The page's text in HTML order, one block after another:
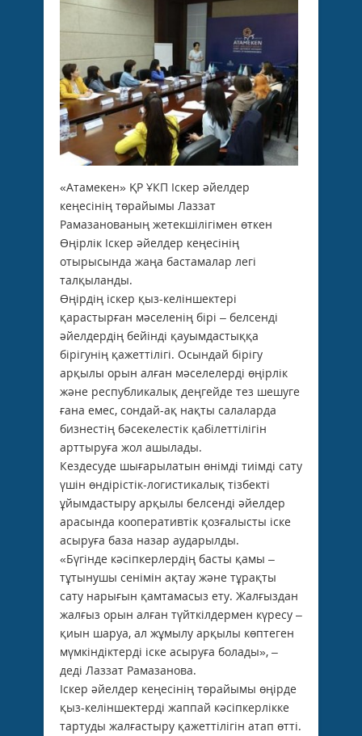
«Атамекен» ҚР ҰКП Іскер әйелдер
кеңесінің төрайымы Лаззат
Рамазанованың жетекшілігімен өткен
Өңірлік Іскер әйелдер кеңесінің
отырысында жаңа бастамалар легі
талқыланды.
Өңірдің іскер қыз-келіншектері
қарастырған мәселенің бірі – белсенді
әйелдердің бейінді қауымдастыққа
бірігунің қажеттілігі. Осындай бірігу
арқылы орын алған мәселелерді өңірлік
және республикалық деңгейде тез шешуге
ғана емес, сондай-ақ нақты салаларда
бизнестің бәсекелестік қабілеттілігін
арттыруға жол ашылады.
Кездесуде шығарылатын өнімді тиімді сату
үшін өндірістік-логистикалық тізбекті
ұйымдастыру арқылы белсенді әйелдер
арасында кооперативтік қозғалысты іске
асыруға база назар аударылды.
«Бүгінде кәсіпкерлердің басты қамы –
тұтынушы сенімін ақтау және тұрақты
сату нарығын қамтамасыз ету. Жалғыздан
жалғыз орын алған түйткілдермен күресу –
қиын шаруа, ал жұмылу арқылы көптеген
мүмкіндіктерді іске асыруға болады», –
деді Лаззат Рамазанова.
Іскер әйелдер кеңесінің төрайымы өңірде
қыз-келіншектерді жаппай кәсіпкерлікке
тартуды жалғастыру қажеттілігін атап өтті.